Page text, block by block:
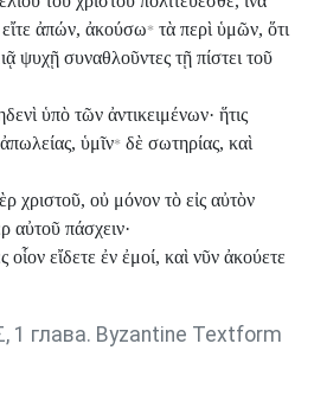
εἴτε ἀπών, ἀκούσω* τὰ περὶ ὑμῶν, ὅτι
ψυχῇ συναθλοῦντες τῇ πίστει τοῦ
ὑπὸ τῶν ἀντικειμένων· ἥτις
ἀπωλείας, ὑμῖν* δὲ σωτηρίας, καὶ
χριστοῦ, οὐ μόνον τὸ εἰς αὐτὸν
αὐτοῦ πάσχειν·
εἴδετε ἐν ἐμοί, καὶ νῦν ἀκούετε
1 глава. Byzantine Textform